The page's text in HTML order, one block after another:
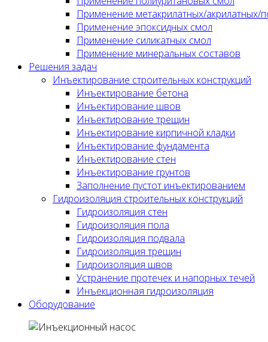
Применение метакрилатных/акрилатных/
Применение эпоксидных смол
Применение силикатных смол
Применение минеральных составов
Решения задач
Инъектирование строительных конструкций
Инъектирование бетона
Инъектирование швов
Инъектирование трещин
Инъектирование кирпичной кладки
Инъектирование фундамента
Инъектирование стен
Инъектирование грунтов
Заполнение пустот инъектированием
Гидроизоляция строительных конструкций
Гидроизоляция стен
Гидроизоляция пола
Гидроизоляция подвала
Гидроизоляция трещин
Гидроизоляция швов
Устранение протечек и напорных течей
Инъекционная гидроизоляция
Оборудование